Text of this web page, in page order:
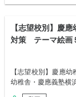
【志望校別】慶
対策 テーマ絵画
【志望校別】慶應
幼稚舎・慶應義塾横